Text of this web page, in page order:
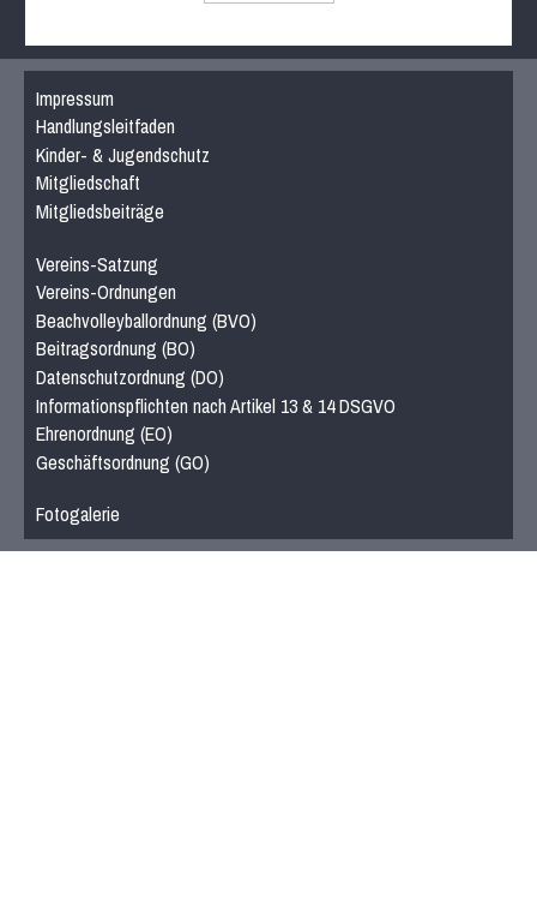
Impressum
Handlungsleitfaden
Kinder- & Jugendschutz
Mitgliedschaft
Mitgliedsbeiträge
Vereins-Satzung
Vereins-Ordnungen
Beachvolleyballordnung (BVO)
Beitragsordnung (BO)
Datenschutzordnung (DO)
Informationspflichten nach Artikel 13 & 14 DSGVO
Ehrenordnung (EO)
Geschäftsordnung (GO)
Fotogalerie